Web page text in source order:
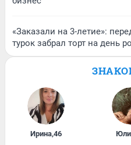
«Заказали на 3-летие»:
турок забрал торт на день
Ирина,46